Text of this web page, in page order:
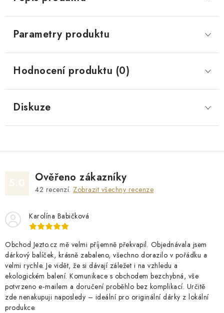
Parametry produktu
Hodnocení produktu (0)
Diskuze
Ověřeno zákazníky
42 recenzí. Zobrazit všechny recenze
Karolína Babičková
Obchod Jezto.cz mě velmi příjemně překvapil. Objednávala jsem
dárkový balíček, krásně zabaleno, všechno dorazilo v pořádku a
velmi rychle. Je vidět, že si dávají záležet i na vzhledu a
ekologickém balení. Komunikace s obchodem bezchybná, vše
potvrzeno e‑mailem a doručení proběhlo bez komplikací. Určitě
zde nenakupuji naposledy – ideální pro originální dárky z lokální
produkce.